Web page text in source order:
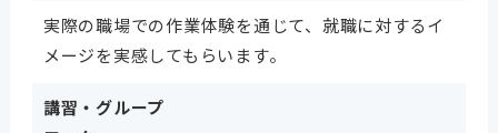
実際の職場での作業体験を通じて、就職に対するイ
メージを実感してもらいます。
講習・グループ